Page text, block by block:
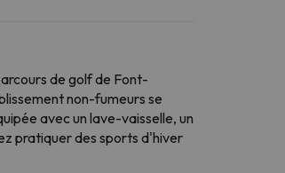
de golf de Font-
non-fumeurs se
avec un lave-vaisselle, un
pratiquer des sports d'hiver